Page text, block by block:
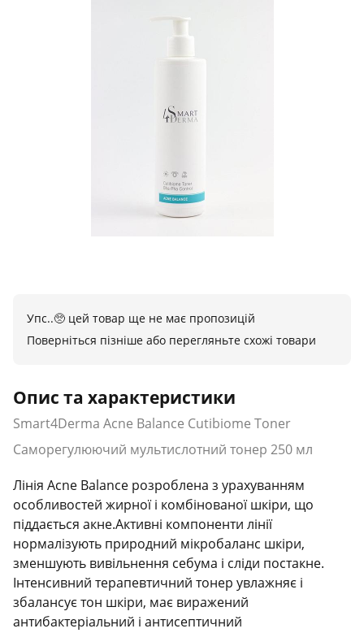
Упс..🥺 цей товар ще не має пропозицій
Поверніться пізніше або перегляньте схожі товари
Опис та характеристики
Smart4Derma Acne Balance Cutibiome Toner
Саморегулюючий мультислотний тонер 250 мл
Лінія Acne Balance розроблена з урахуванням
особливостей жирної і комбінованої шкіри, що
піддається акне.Активні компоненти лінії
нормалізують природний мікробаланс шкіри,
зменшують вивільнення себума і сліди постакне.
Інтенсивний терапевтичний тонер увлажняє і
збалансує тон шкіри, має виражений
антибактеріальний і антисептичний